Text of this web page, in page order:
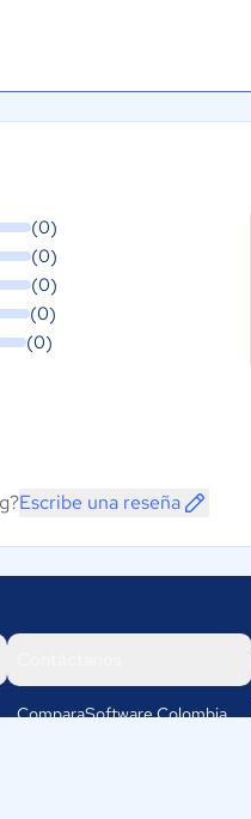
(0)
(0)
(0)
(0)
(0)
Escribe una reseña
ComparaSoftware Colombia